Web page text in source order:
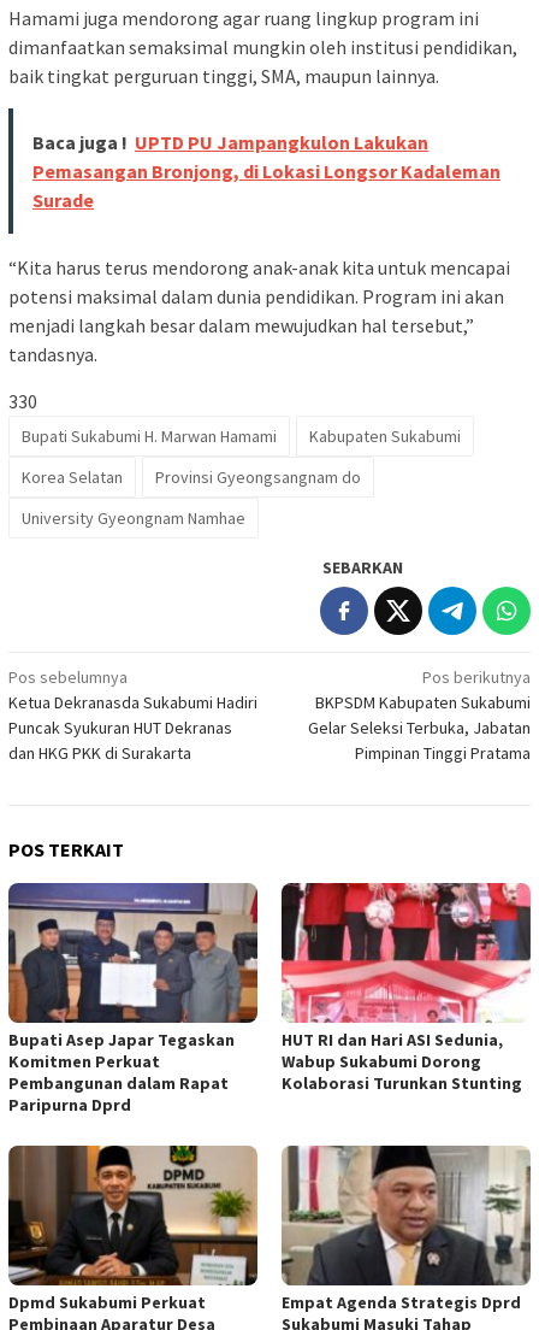
Hamami juga mendorong agar ruang lingkup program ini
dimanfaatkan semaksimal mungkin oleh institusi pendidikan,
baik tingkat perguruan tinggi, SMA, maupun lainnya.
Baca juga ! UPTD PU Jampangkulon Lakukan
Pemasangan Bronjong, di Lokasi Longsor Kadaleman
Surade
“Kita harus terus mendorong anak-anak kita untuk mencapai
potensi maksimal dalam dunia pendidikan. Program ini akan
menjadi langkah besar dalam mewujudkan hal tersebut,”
tandasnya.
330
Bupati Sukabumi H. Marwan Hamami
Kabupaten Sukabumi
Korea Selatan
Provinsi Gyeongsangnam do
University Gyeongnam Namhae
SEBARKAN
Navigasi
pos
Pos sebelumnya
Ketua Dekranasda Sukabumi Hadiri
Puncak Syukuran HUT Dekranas
dan HKG PKK di Surakarta
Pos berikutnya
BKPSDM Kabupaten Sukabumi
Gelar Seleksi Terbuka, Jabatan
Pimpinan Tinggi Pratama
POS TERKAIT
Bupati Asep Japar Tegaskan
Komitmen Perkuat
Pembangunan dalam Rapat
Paripurna Dprd
HUT RI dan Hari ASI Sedunia,
Wabup Sukabumi Dorong
Kolaborasi Turunkan Stunting
Dpmd Sukabumi Perkuat
Pembinaan Aparatur Desa
Empat Agenda Strategis Dprd
Sukabumi Masuki Tahap